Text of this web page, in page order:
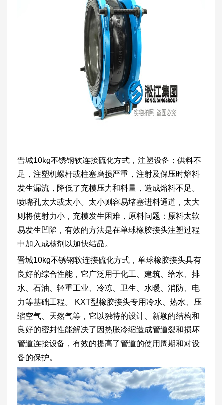
晋城10kg不锈钢软连接硫化方式，注塑设备；供料不
足，注塑机螺杆或柱塞磨损严重，注射及保压时熔料
发生漏流，降低了充模压力和料量，造成熔料不足。
喷嘴孔太大或太小。太小则容易堵塞进料通道，太大
则将使射力小，充模发生困难，原料问题：原料太软
易发生凹陷，有效的方法是在单球橡胶接头注塑过程
中加入成核剂以加快结晶。
晋城10kg不锈钢软连接硫化方式，单球橡胶接头具有
良好的综合性能，它广泛用于化工、建筑、给水、排
水、石油、轻重工业、冷冻、卫生、水暖、消防、电
力等基础工程。 KXT型橡胶接头专用冷水、热水、压
缩空气、天然气等，它以独特的设计、新颖的结构和
良好的密封性能解决了因热胀冷缩造成管道裂和损坏
管道连接设备，有效的提高了管道的使用周期和对设
备的保护。